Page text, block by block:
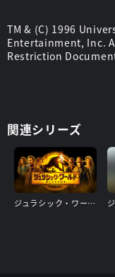
TM & (C) 1996
Entertainment, Inc.
Restriction
関連シリーズ
ジュラシック・ワールド/新たなる支配者